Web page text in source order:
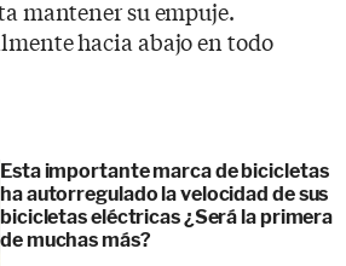
mantener su empuje.
hacia abajo en todo
Esta importante marca de bicicletas
ha autorregulado la velocidad de sus
bicicletas eléctricas ¿Será la primera
de muchas más?